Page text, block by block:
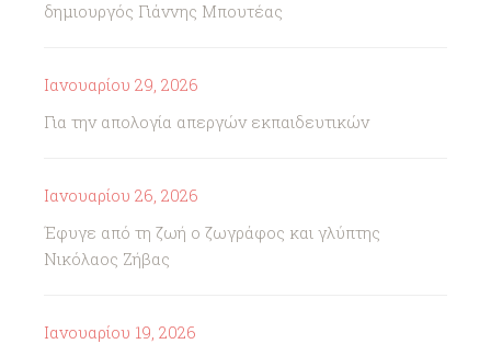
δημιουργός Γιάννης Μπουτέας
Ιανουαρίου 29, 2026
Για την απολογία απεργών εκπαιδευτικών
Ιανουαρίου 26, 2026
Έφυγε από τη ζωή ο ζωγράφος και γλύπτης
Νικόλαος Ζήβας
Ιανουαρίου 19, 2026